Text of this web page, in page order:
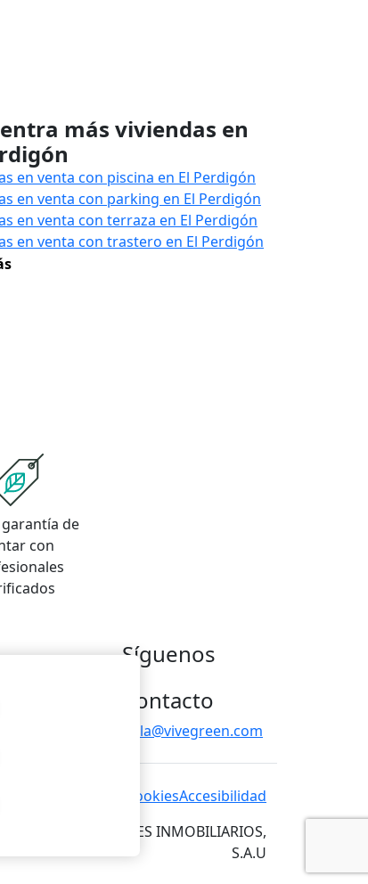
más viviendas en
en venta con piscina en El Perdigón
en venta con parking en El Perdigón
en venta con terraza en El Perdigón
en venta con trastero en El Perdigón
garantía de
con
Síguenos
Contacto
hola@vivegreen.com
Política de cookiesAccesibilidad
PROFESIONALES INMOBILIARIOS,
S.A.U